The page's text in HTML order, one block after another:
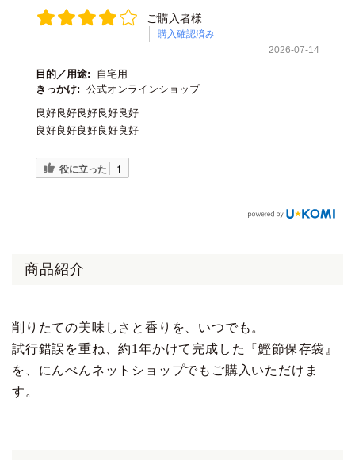
ご購入者様
購入確認済み
2026-07-14
目的／用途:
自宅用
きっかけ: 公式オンラインショップ
良好良好良好良好良好
良好良好良好良好良好
役に立った 1
商品紹介
削りたての美味しさと香りを、いつでも。
試行錯誤を重ね、約1年かけて完成した『鰹節保存袋』
を、にんべんネットショップでもご購入いただけま
す。